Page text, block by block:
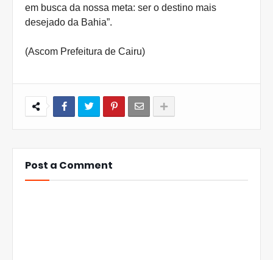
em busca da nossa meta: ser o destino mais
desejado da Bahia”.
(Ascom Prefeitura de Cairu)
Post a Comment